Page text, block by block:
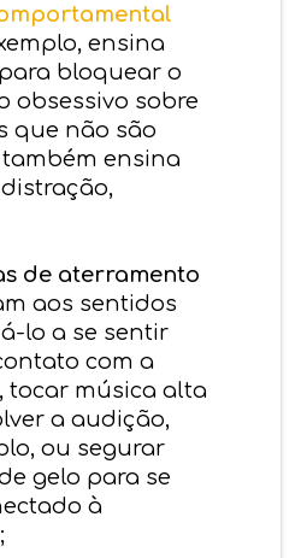
ensina
bloquear o
obsessivo sobre
que não são
também ensina
de aterramento
aos sentidos
lo a se sentir
com a
tocar música alta
a audição,
ou segurar
gelo para se
à